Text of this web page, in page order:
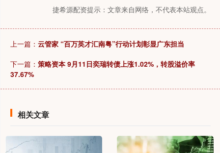
捷希源配资提示：文章来自网络，不代表本站观点。
上一篇： 云管家 “百万英才汇南粤”行动计划彰显广东担当
下一篇： 策略资本 9月11日奕瑞转债上涨1.02%，转股溢价率
37.67%
相关文章